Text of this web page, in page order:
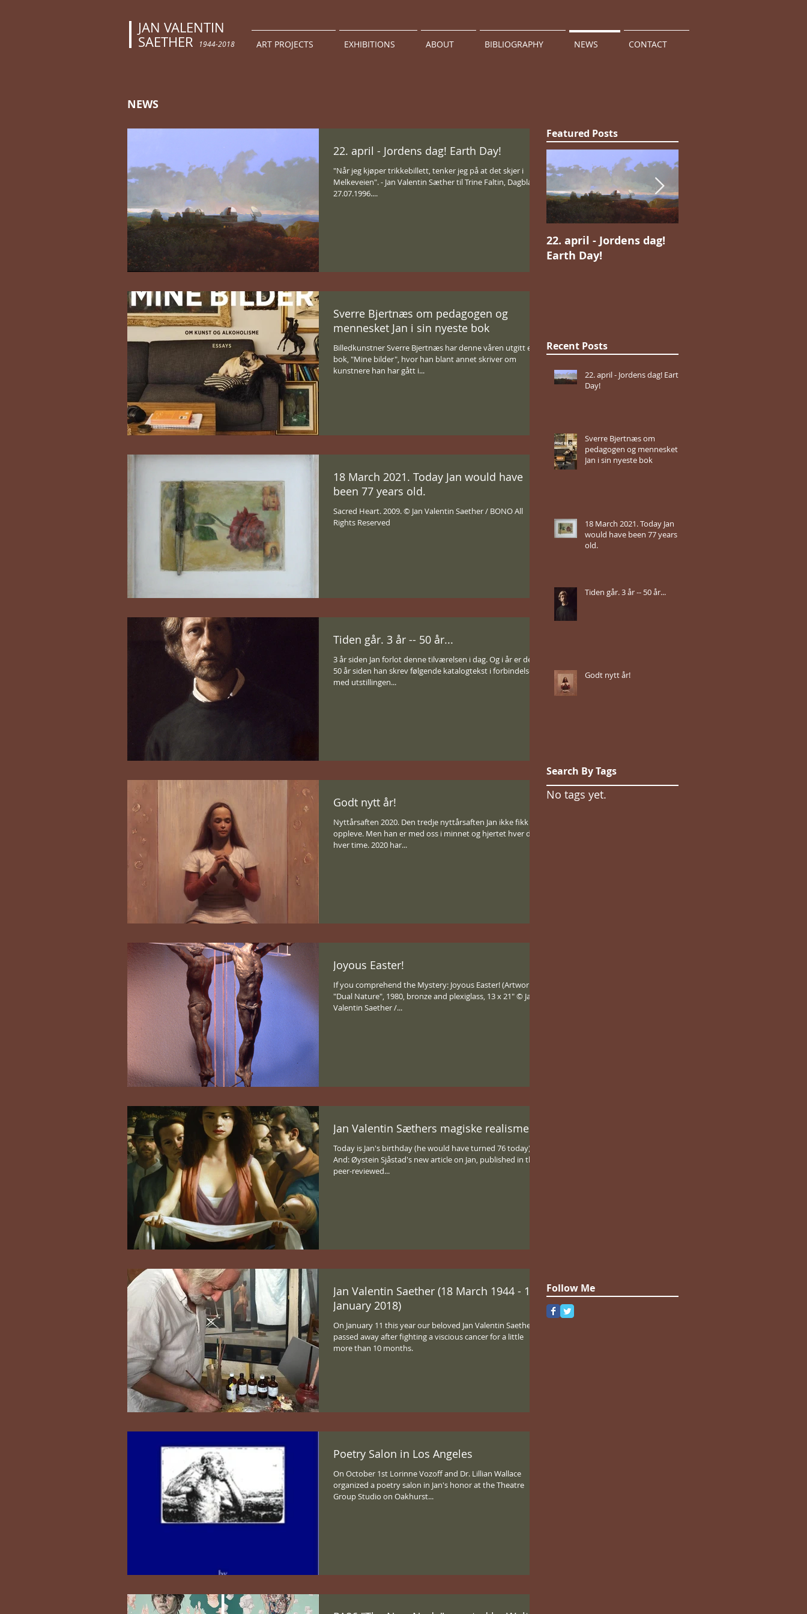
JAN VALENTIN
SAETHER
1944-2018 ART PROJECTS EXHIBITIONS ABOUT BIBLIOGRAPHY NEWS CONTACT
NEWS
22. april - Jordens dag! Earth Day!
"Når jeg kjøper trikkebillett, tenker jeg på at det skjer i
Melkeveien". - Jan Valentin Sæther til Trine Faltin, Dagbladet
27.07.1996....
Sverre Bjertnæs om pedagogen og
mennesket Jan i sin nyeste bok
Billedkunstner Sverre Bjertnæs har denne våren utgitt en
bok, "Mine bilder", hvor han blant annet skriver om
kunstnere han har gått i...
18 March 2021. Today Jan would have
been 77 years old.
Sacred Heart. 2009. © Jan Valentin Saether / BONO All
Rights Reserved
Tiden går. 3 år -- 50 år...
3 år siden Jan forlot denne tilværelsen i dag. Og i år er det
50 år siden han skrev følgende katalogtekst i forbindelse
med utstillingen...
Godt nytt år!
Nyttårsaften 2020. Den tredje nyttårsaften Jan ikke fikk
oppleve. Men han er med oss i minnet og hjertet hver dag,
hver time. 2020 har...
Joyous Easter!
If you comprehend the Mystery: Joyous Easter! (Artwork:
"Dual Nature", 1980, bronze and plexiglass, 13 x 21" © Jan
Valentin Saether /...
Jan Valentin Sæthers magiske realisme
Today is Jan's birthday (he would have turned 76 today).
And: Øystein Sjåstad's new article on Jan, published in the
peer-reviewed...
Jan Valentin Saether (18 March 1944 - 11
January 2018)
On January 11 this year our beloved Jan Valentin Saether
passed away after fighting a viscious cancer for a little
more than 10 months.
Poetry Salon in Los Angeles
On October 1st Lorinne Vozoff and Dr. Lillian Wallace
organized a poetry salon in Jan's honor at the Theatre
Group Studio on Oakhurst...
Featured Posts
22. april - Jordens dag!
Earth Day!
Recent Posts
22. april - Jordens dag! Earth
Day!
Sverre Bjertnæs om
pedagogen og mennesket
Jan i sin nyeste bok
18 March 2021. Today Jan
would have been 77 years
old.
Tiden går. 3 år -- 50 år...
Godt nytt år!
Search By Tags
No tags yet.
Follow Me